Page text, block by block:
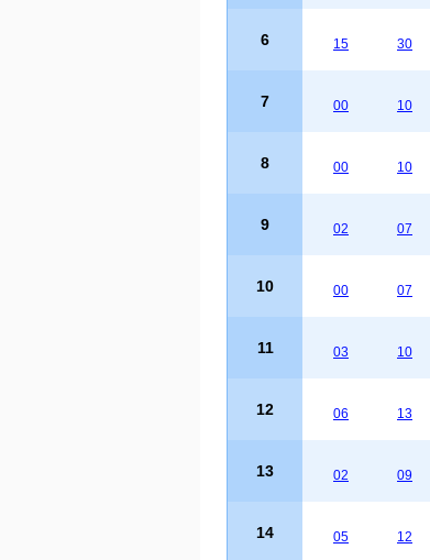
6 15 30
7 00 10
8 00 10
9 02 07
10 00 07
11 03 10
12 06 13
13 02 09
14 05 12